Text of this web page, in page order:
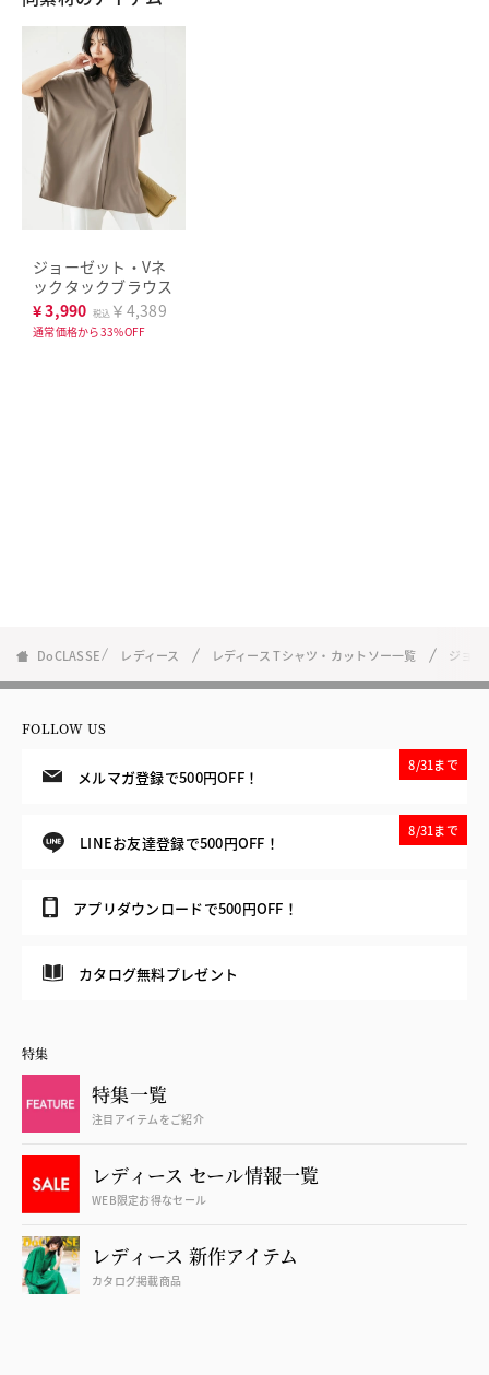
ジョーゼット・Vネ
ックタックブラウス
¥3,990 税込 ￥4,389
通常価格から33%OFF
DoCLASSE レディース レディース Tシャツ・カットソー一覧 ジョ
FOLLOW US
メルマガ登録で500円OFF！
8/31まで
LINEお友達登録で500円OFF！
8/31まで
アプリダウンロードで500円OFF！
カタログ無料プレゼント
特集
特集一覧
注目アイテムをご紹介
レディース セール情報一覧
WEB限定お得なセール
レディース 新作アイテム
カタログ掲載商品